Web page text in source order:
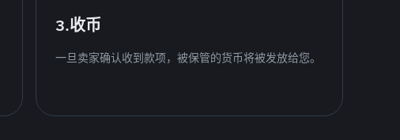
3.收币
一旦卖家确认收到款项，被保管的货币将被发放给您。